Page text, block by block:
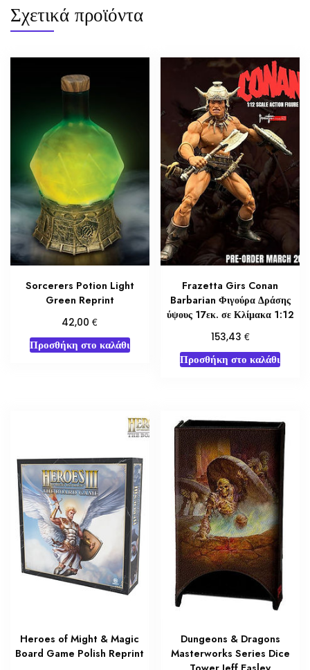
Σχετικά προϊόντα
Sorcerers Potion Light
Green Reprint
42,00€
Προσθήκη στο καλάθι
Frazetta Girs Conan
Barbarian Φιγούρα Δράσης
ύψους 17εκ. σε Κλίμακα 1:12
153,43 €
Προσθήκη στο καλάθι
Heroes of Might & Magic
Board Game Polish Reprint
Dungeons & Dragons
Masterworks Series Dice